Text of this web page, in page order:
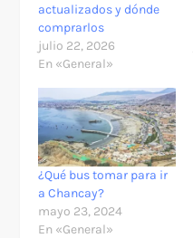
actualizados y dónde
comprarlos
julio 22, 2026
En «General»
¿Qué bus tomar para ir
a Chancay?
mayo 23, 2024
En «General»